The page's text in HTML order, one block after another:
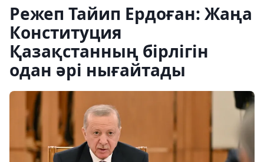
Режеп Тайип Ердоған: Жаңа
Конституция
Қазақстанның бірлігін
одан әрі нығайтады